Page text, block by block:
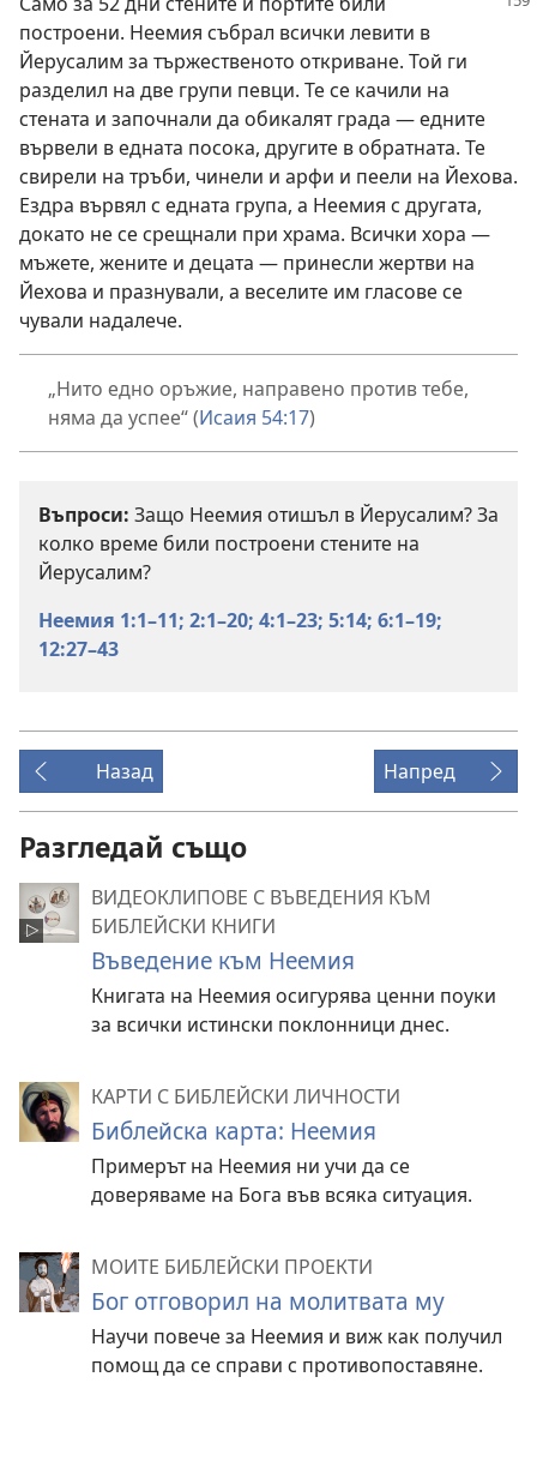
построени. Неемия събрал всички левити в
Йерусалим за тържественото откриване. Той ги
разделил на две групи певци. Те се качили на
стената и започнали да обикалят града — едните
вървели в едната посока, другите в обратната. Те
свирели на тръби, чинели и арфи и пеели на Йехова.
Ездра вървял с едната група, а Неемия с другата,
докато не се срещнали при храма. Всички хора —
мъжете, жените и децата — принесли жертви на
Йехова и празнували, а веселите им гласове се
чували надалече.
„Нито едно оръжие, направено против тебе,
няма да успее“ (Исаия 54:17)
Въпроси: Защо Неемия отишъл в Йерусалим? За
колко време били построени стените на
Йерусалим?
Неемия 1:1–11; 2:1–20; 4:1–23; 5:14; 6:1–19;
12:27–43
Назад Напред
Разгледай също
ВИДЕОКЛИПОВЕ С ВЪВЕДЕНИЯ КЪМ
БИБЛЕЙСКИ КНИГИ
Въведение към Неемия
Книгата на Неемия осигурява ценни поуки
за всички истински поклонници днес.
КАРТИ С БИБЛЕЙСКИ ЛИЧНОСТИ
Библейска карта: Неемия
Примерът на Неемия ни учи да се
доверяваме на Бога във всяка ситуация.
МОИТЕ БИБЛЕЙСКИ ПРОЕКТИ
Бог отговорил на молитвата му
Научи повече за Неемия и виж как получил
помощ да се справи с противопоставяне.